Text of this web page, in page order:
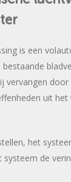
is een
bestaande
vervangen
uit
het
systeem de